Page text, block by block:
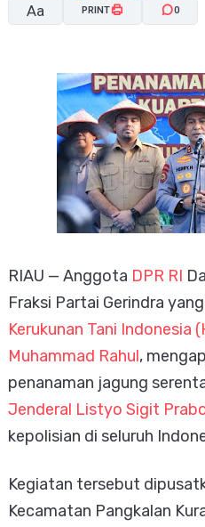
Aa
A- A+
PRINT 0
RIAU — Anggota DPR RI
Fraksi Partai Gerindra
Kerukunan Tani Indonesia
Muhammad Rahul,
penanaman jagung
Jenderal Listyo Sigit
kepolisian di seluruh
Kegiatan tersebut
Kecamatan Pangkalan